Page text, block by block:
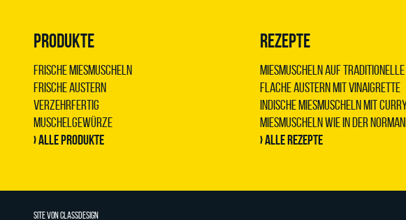
PRODUKTE
Frische Miesmuscheln
Frische Austern
Verzehrfertig
Muschelgewürze
› Alle Produkte
REZEPTE
Miesmuscheln auf traditionelle
Flache Austern mit Vinaigrette
Indische Miesmuscheln mit
Miesmuscheln wie in der
› Alle Rezepte
SITE VON CLASSDESIGN